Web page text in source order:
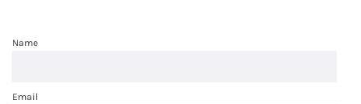
Name
Email